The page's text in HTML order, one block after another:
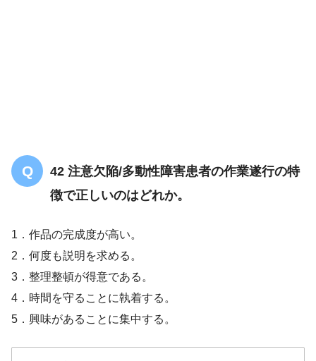
42 注意欠陥/多動性障害患者の作業遂行の特
徴で正しいのはどれか。
1．作品の完成度が高い。
2．何度も説明を求める。
3．整理整頓が得意である。
4．時間を守ることに執着する。
5．興味があることに集中する。